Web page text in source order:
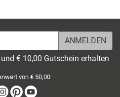
€ 10,00 Gutschein erhalten
von € 50,00
Instagram
Pinterest